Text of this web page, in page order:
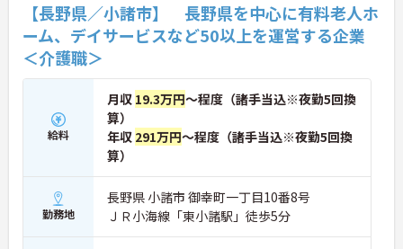
【長野県／小諸市】 長野県を中心に有料老人ホ
ーム、デイサービスなど50以上を運営する企業
＜介護職＞
給料
月収 19.3万円～程度（諸手当込※夜勤5回換
算）
年収 291万円～程度（諸手当込※夜勤5回換
算）
勤務地
長野県 小諸市 御幸町一丁目10番8号
ＪＲ小海線「東小諸駅」徒歩5分